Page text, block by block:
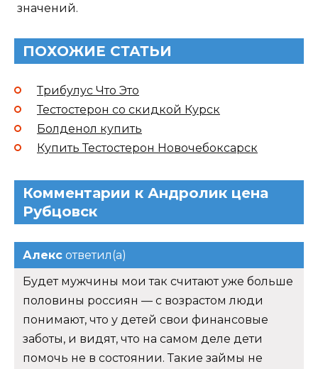
значений.
ПОХОЖИЕ СТАТЬИ
Трибулус Что Это
Тестостерон со скидкой Курск
Болденол купить
Купить Тестостерон Новочебоксарск
Комментарии к Андролик цена
Рубцовск
Алекс ответил(а)
Будет мужчины мои так считают уже больше
половины россиян — с возрастом люди
понимают, что у детей свои финансовые
заботы, и видят, что на самом деле дети
помочь не в состоянии. Такие займы не